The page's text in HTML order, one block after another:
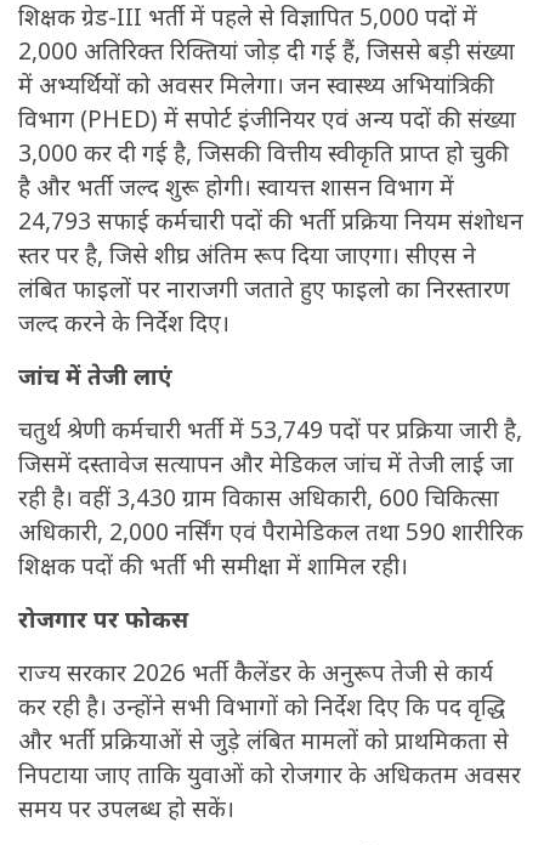
शिक्षक ग्रेड-III भर्ती में पहले से विज्ञापित 5,000 पदों में
2,000 अतिरिक्त रिक्तियां जोड़ दी गई हैं, जिससे बड़ी संख्या
में अभ्यर्थियों को अवसर मिलेगा। जन स्वास्थ्य अभियांत्रिकी
विभाग (PHED) में सपोर्ट इंजीनियर एवं अन्य पदों की संख्या
3,000 कर दी गई है, जिसकी वित्तीय स्वीकृति प्राप्त हो चुकी
है और भर्ती जल्द शुरू होगी। स्वायत्त शासन विभाग में
24,793 सफाई कर्मचारी पदों की भर्ती प्रक्रिया नियम संशोधन
स्तर पर है, जिसे शीघ्र अंतिम रूप दिया जाएगा। सीएस ने
लंबित फाइलों पर नाराजगी जताते हुए फाइलो का निरस्तारण
जल्द करने के निर्देश दिए।
जांच में तेजी लाएं
चतुर्थ श्रेणी कर्मचारी भर्ती में 53,749 पदों पर प्रक्रिया जारी है,
जिसमें दस्तावेज सत्यापन और मेडिकल जांच में तेजी लाई जा
रही है। वहीं 3,430 ग्राम विकास अधिकारी, 600 चिकित्सा
अधिकारी, 2,000 नर्सिंग एवं पैरामेडिकल तथा 590 शारीरिक
शिक्षक पदों की भर्ती भी समीक्षा में शामिल रही।
रोजगार पर फोकस
राज्य सरकार 2026 भर्ती कैलेंडर के अनुरूप तेजी से कार्य
कर रही है। उन्होंने सभी विभागों को निर्देश दिए कि पद वृद्धि
और भर्ती प्रक्रियाओं से जुड़े लंबित मामलों को प्राथमिकता से
निपटाया जाए ताकि युवाओं को रोजगार के अधिकतम अवसर
समय पर उपलब्ध हो सकें।